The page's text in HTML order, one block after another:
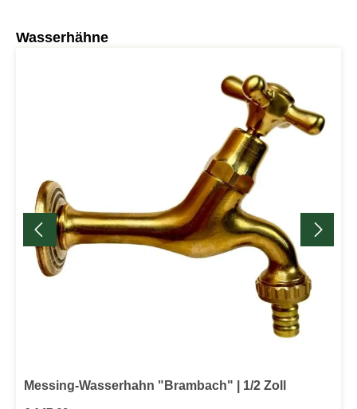
Produktgalerie überspringen
Wasserhähne
Messing-Wasserhahn "Brambach" | 1/2 Zoll